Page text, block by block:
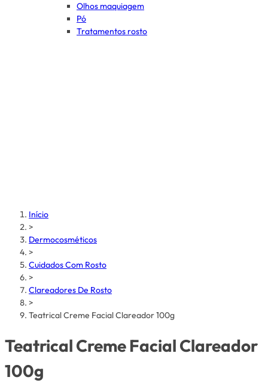
Olhos maquiagem
Pó
Tratamentos rosto
Início
>
Dermocosméticos
>
Cuidados Com Rosto
>
Clareadores De Rosto
>
Teatrical Creme Facial Clareador 100g
Teatrical Creme Facial Clareador
100g